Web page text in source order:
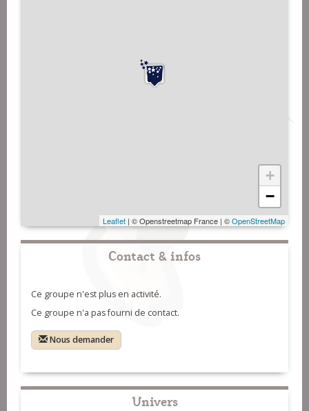
+
−
Leaflet | © Openstreetmap France | ©OpenStreetMap
Contact & infos
Ce groupe n'est plus en activité.
Ce groupe n'a pas fourni de contact.
Nous demander
Univers